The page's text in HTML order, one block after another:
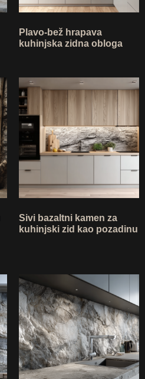
Plavo-bež hrapava
kuhinjska zidna obloga
Sivi bazaltni kamen za
kuhinjski zid kao pozadinu